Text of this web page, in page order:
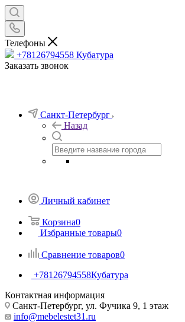
Телефоны
+78126794558 Кубатура
Заказать звонок
Санкт-Петербург
Назад
Личный кабинет
Корзина0
Избранные товары0
Сравнение товаров0
+78126794558Кубатура
Контактная информация
Санкт-Петербург, ул. Фучика 9, 1 этаж
info@mebelestet31.ru